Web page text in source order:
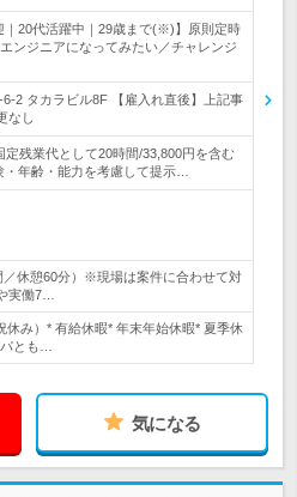
｜20代活躍中｜29歳まで(※)】原則定時
ンジニアになってみたい／チャレンジ
2 タカラビル8F 【雇入れ直後】上記事
なし
残業代として20時間/33,800円を含む
年齢・能力を考慮して提示…
／休憩60分）※現場は案件に合わせて対
実働7…
休み）* 有給休暇* 年末年始休暇* 夏季休
とも…
気になる